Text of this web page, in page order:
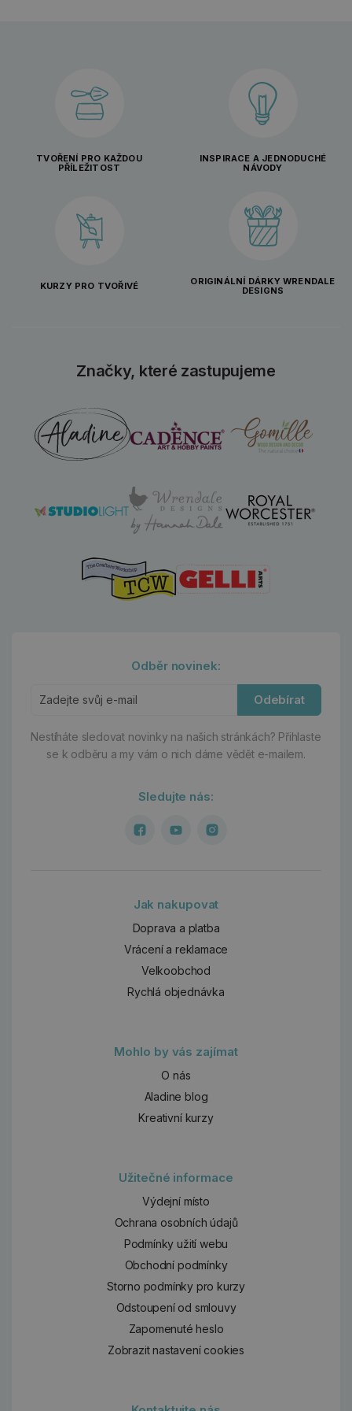
TVOŘENÍ PRO KAŽDOU
PŘÍLEŽITOST
INSPIRACE A JEDNODUCHÉ
NÁVODY
KURZY PRO TVOŘIVÉ
ORIGINÁLNÍ DÁRKY WRENDALE
DESIGNS
Značky, které zastupujeme
Odběr novinek:
Odebírat
Nestíháte sledovat novinky na našich stránkách? Přihlaste
se k odběru a my vám o nich dáme vědět e-mailem.
Sledujte nás:
Jak nakupovat
Doprava a platba
Vrácení a reklamace
Velkoobchod
Rychlá objednávka
Mohlo by vás zajímat
O nás
Aladine blog
Kreativní kurzy
Užitečné informace
Výdejní místo
Ochrana osobních údajů
Podmínky užití webu
Obchodní podmínky
Storno podmínky pro kurzy
Odstoupení od smlouvy
Zapomenuté heslo
Zobrazit nastavení cookies